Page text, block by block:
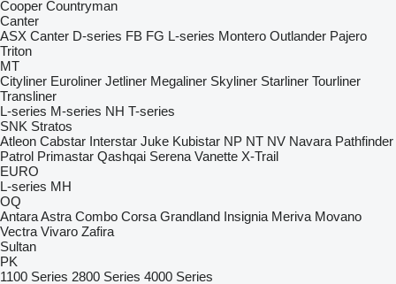
Cooper Countryman
Canter
ASX Canter D-series FB FG L-series Montero Outlander Pajero
Triton
MT
Cityliner Euroliner Jetliner Megaliner Skyliner Starliner Tourliner
Transliner
L-series M-series NH T-series
SNK Stratos
Atleon Cabstar Interstar Juke Kubistar NP NT NV Navara Pathfinder
Patrol Primastar Qashqai Serena Vanette X-Trail
EURO
L-series MH
OQ
AntaraAstra Combo Corsa Grandland Insignia Meriva Movano
Vectra Vivaro Zafira
Sultan
PK
1100 Series 2800 Series 4000 Series